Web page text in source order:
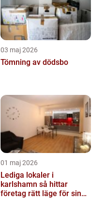
03 maj 2026
Tömning av dödsbo
01 maj 2026
Lediga lokaler i
karlshamn så hittar
företag rätt läge för sin